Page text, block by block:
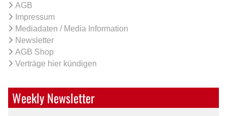
AGB
Impressum
Mediadaten / Media Information
Newsletter
AGB Shop
Verträge hier kündigen
Weekly Newsletter